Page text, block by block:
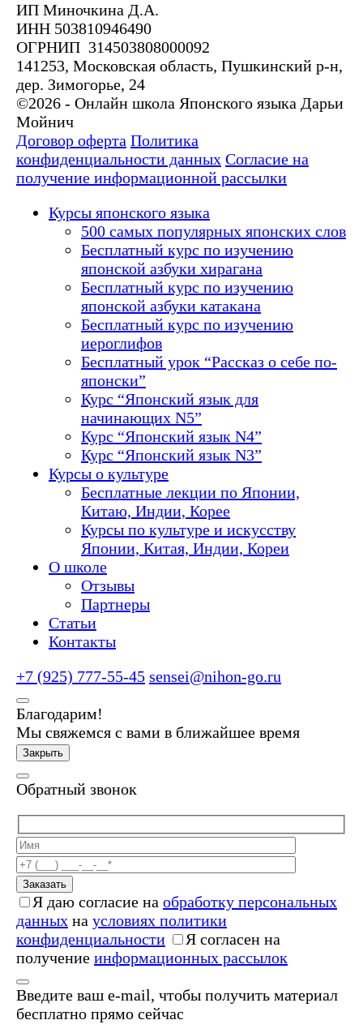
ИП Миночкина Д.А.
ИНН 503810946490
ОГРНИП 314503808000092
141253, Московская область, Пушкинский р-н,
дер. Зимогорье, 24
©2026 - Онлайн школа Японского языка Дарьи
Мойнич
Договор оферта Политика
конфиденциальности данных Согласие на
получение информационной рассылки
Курсы японского языка
500 самых популярных японских слов
Бесплатный курс по изучению
японской азбуки хирагана
Бесплатный курс по изучению
японской азбуки катакана
Бесплатный курс по изучению
иероглифов
Бесплатный урок “Рассказ о себе по-
японски”
Курс “Японский язык для
начинающих N5”
Курс “Японский язык N4”
Курс “Японский язык N3”
Курсы о культуре
Бесплатные лекции по Японии,
Китаю, Индии, Корее
Курсы по культуре и искусству
Японии, Китая, Индии, Кореи
О школе
Отзывы
Партнеры
Статьи
Контакты
+7 (925) 777-55-45 sensei@nihon-go.ru
Благодарим!
Мы свяжемся с вами в ближайшее время
Закрыть
Обратный звонок
Заказать
Я даю согласие на обработку персональных
данных на условиях политики
конфиденциальности
Я согласен на
получение информационных рассылок
Введите ваш e-mail, чтобы получить материал
бесплатно прямо сейчас